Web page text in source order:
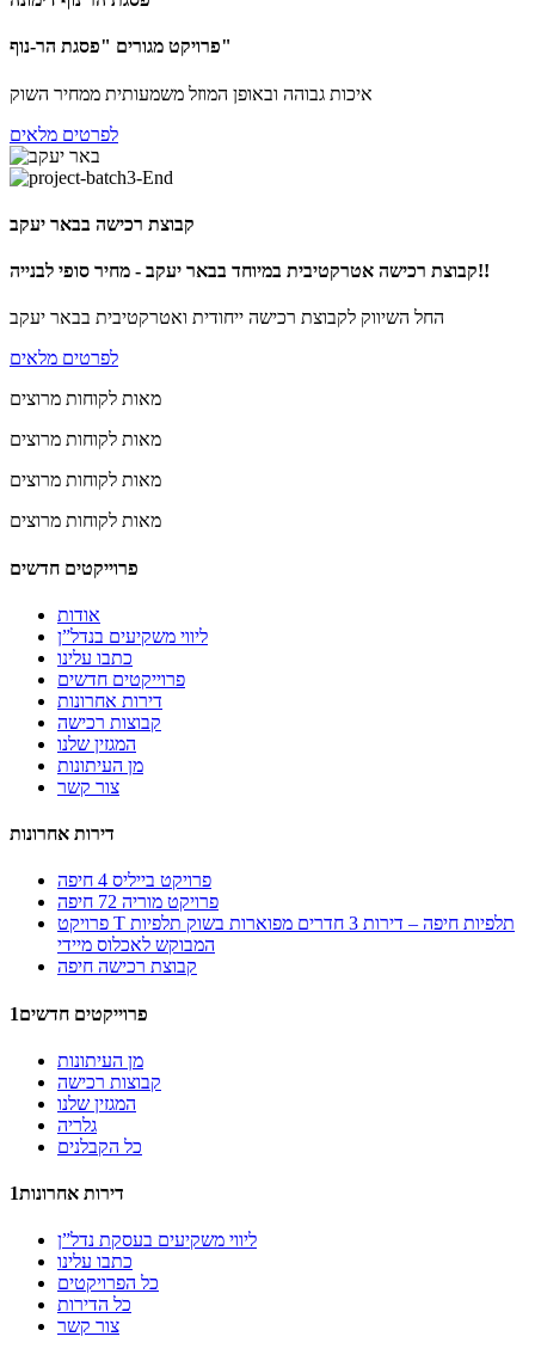
פרויקט מגורים "פסגת הר-נוף"
איכות גבוהה ובאופן המוזל משמעותית ממחיר השוק
לפרטים מלאים
קבוצת רכישה בבאר יעקב
קבוצת רכישה אטרקטיבית במיוחד בבאר יעקב - מחיר סופי לבנייה!!
החל השיווק לקבוצת רכישה ייחודית ואטרקטיבית בבאר יעקב
לפרטים מלאים
מאות לקוחות מרוצים
מאות לקוחות מרוצים
מאות לקוחות מרוצים
מאות לקוחות מרוצים
פרוייקטים חדשים
אודות
ליווי משקיעים בנדל”ן
כתבו עלינו
פרוייקטים חדשים
דירות אחרונות
קבוצות רכישה
המגזין שלנו
מן העיתונות
צור קשר
דירות אחרונות
פרויקט בייליס 4 חיפה
פרויקט מוריה 72 חיפה
פרויקט T תלפיות חיפה – דירות 3 חדרים מפוארות בשוק תלפיות
המבוקש לאכלוס מיידי
קבוצת רכישה חיפה
1פרוייקטים חדשים
מן העיתונות
קבוצות רכישה
המגזין שלנו
גלריה
כל הקבלנים
דירות אחרונות1
ליווי משקיעים בעסקת נדל”ן
כתבו עלינו
כל הפרויקטים
כל הדירות
צור קשר